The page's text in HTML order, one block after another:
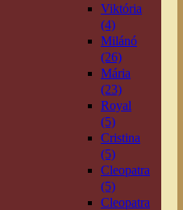
Viktória
(4)
Milánó
(26)
Mária
(23)
Royal
(5)
Cristina
(5)
Cleopatra
(5)
Cleopatra